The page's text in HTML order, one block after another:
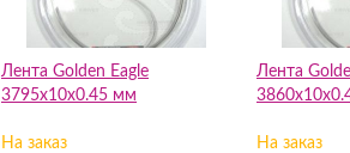
Лента Golden Eagle
3795х10х0.45 мм
На заказ
Лента
На заказ